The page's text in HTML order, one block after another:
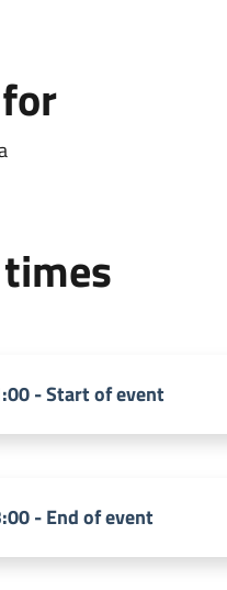
- Start of event
- End of event